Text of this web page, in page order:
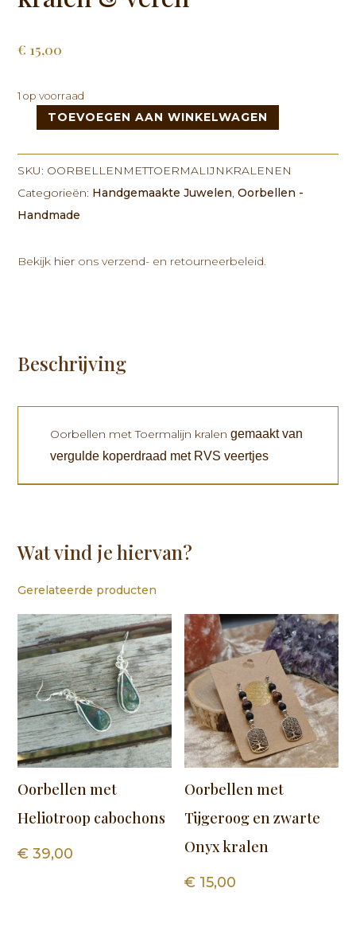
€ 15,00
1 op voorraad
Oorbellen
&
veren
TOEVOEGEN AAN WINKELWAGEN
SKU: OORBELLENMETTOERMALIJNKRALENEN
Categorieën: Handgemaakte Juwelen,Oorbellen -
Handmade
Bekijk hier ons verzend- en retourneerbeleid.
Beschrijving
Oorbellen met Toermalijn kralen gemaakt van
vergulde koperdraad met RVS veertjes
Wat vind je hiervan?
Gerelateerde producten
Oorbellen met
Heliotroop cabochons
€ 39,00
Oorbellen met
Tijgeroog en zwarte
Onyx kralen
€ 15,00